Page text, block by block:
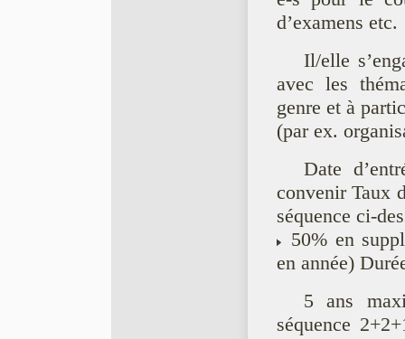
d’examens etc.
Il/elle
avec les
genre et à
(par ex.
Date
convenir Taux
séquence ci-
50% en
en année)
5 ans
séquence